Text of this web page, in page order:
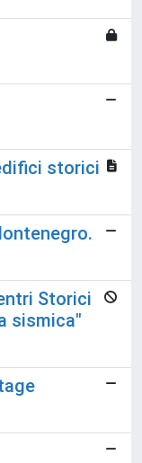
storici
Storici
sismica"